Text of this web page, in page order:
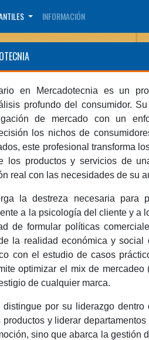
INFORMACIÓN
en Mercadotecnia es un
profundo del consumidor.
de mercado con un
los nichos de
este profesional transforma
los productos y servicios de
real con las necesidades de su
la destreza necesaria para
a la psicología del cliente y a
de formular políticas
la realidad económica y
con el estudio de casos
optimizar el mix de mercadeo
de cualquier marca.
distingue por su liderazgo
y liderar
sino que abarca la gestión